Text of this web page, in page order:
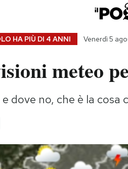
HA PIÙ DI 4 ANNI Venerdì 5
meteo
dove no, che è la cosa